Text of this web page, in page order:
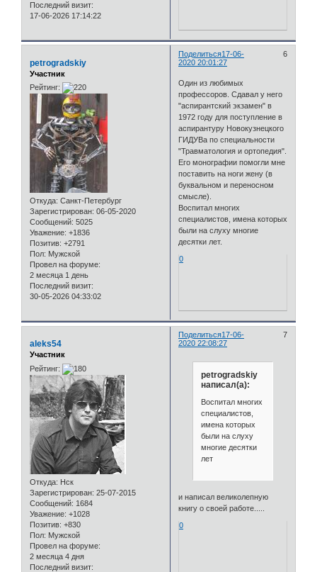
Последний визит:
17-06-2026 17:14:22
Поделиться 6
17-06-
2020 20:01:27
petrogradskiy
Участник
Рейтинг:
Откуда: Санкт-Петербург
Зарегистрирован: 06-05-2020
Сообщений: 5025
Уважение: +1836
Позитив: +2791
Пол: Мужской
Провел на форуме:
2 месяца 1 день
Последний визит:
30-05-2026 04:33:02
Один из любимых
профессоров. Сдавал у него
"аспирантский экзамен" в
1972 году для поступление в
аспирантуру Новокузнецкого
ГИДУВа по специальности
"Травматология и ортопедия".
Его монографии помогли мне
поставить на ноги жену (в
буквальном и переносном
смысле).
Воспитал многих
специалистов, имена которых
были на слуху многие
десятки лет.
0
Поделиться 7
17-06-
2020 22:08:27
aleks54
Участник
Рейтинг:
Откуда: Нск
Зарегистрирован: 25-07-2015
Сообщений: 1684
Уважение: +1028
Позитив: +830
Пол: Мужской
Провел на форуме:
2 месяца 4 дня
Последний визит:
petrogradskiy
написал(а):
Воспитал многих
специалистов,
имена которых
были на слуху
многие десятки
лет
и написал великолепную
книгу о своей работе.....
0